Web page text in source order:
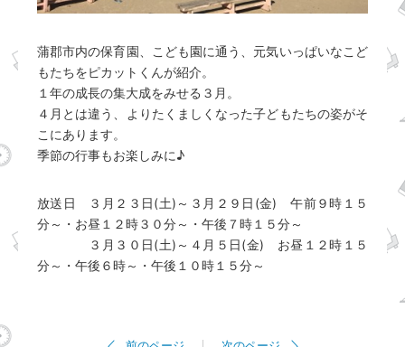
蒲郡市内の保育園、こども園に通う、元気いっぱいなこど
もたちをピカットくんが紹介。
１年の成長の集大成をみせる３月。
４月とは違う、よりたくましくなった子どもたちの姿がそ
こにあります。
季節の行事もお楽しみに♪
放送日 ３月２３日(土)～３月２９日(金) 午前９時１５
分～・お昼１２時３０分～・午後７時１５分～
３月３０日(土)～４月５日(金) お昼１２時１５
分～・午後６時～・午後１０時１５分～